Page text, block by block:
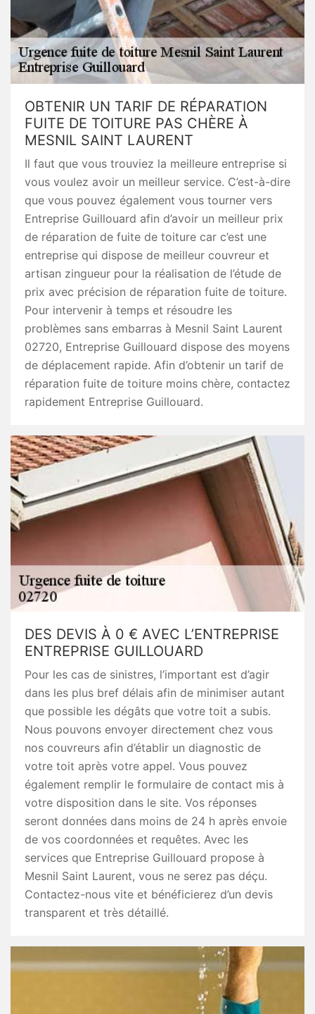
OBTENIR UN TARIF DE RÉPARATION
FUITE DE TOITURE PAS CHÈRE À
MESNIL SAINT LAURENT
Il faut que vous trouviez la meilleure entreprise si
vous voulez avoir un meilleur service. C’est-à-dire
que vous pouvez également vous tourner vers
Entreprise Guillouard afin d’avoir un meilleur prix
de réparation de fuite de toiture car c’est une
entreprise qui dispose de meilleur couvreur et
artisan zingueur pour la réalisation de l’étude de
prix avec précision de réparation fuite de toiture.
Pour intervenir à temps et résoudre les
problèmes sans embarras à Mesnil Saint Laurent
02720, Entreprise Guillouard dispose des moyens
de déplacement rapide. Afin d’obtenir un tarif de
réparation fuite de toiture moins chère, contactez
rapidement Entreprise Guillouard.
DES DEVIS À 0 € AVEC L’ENTREPRISE
ENTREPRISE GUILLOUARD
Pour les cas de sinistres, l’important est d’agir
dans les plus bref délais afin de minimiser autant
que possible les dégâts que votre toit a subis.
Nous pouvons envoyer directement chez vous
nos couvreurs afin d’établir un diagnostic de
votre toit après votre appel. Vous pouvez
également remplir le formulaire de contact mis à
votre disposition dans le site. Vos réponses
seront données dans moins de 24 h après envoie
de vos coordonnées et requêtes. Avec les
services que Entreprise Guillouard propose à
Mesnil Saint Laurent, vous ne serez pas déçu.
Contactez-nous vite et bénéficierez d’un devis
transparent et très détaillé.